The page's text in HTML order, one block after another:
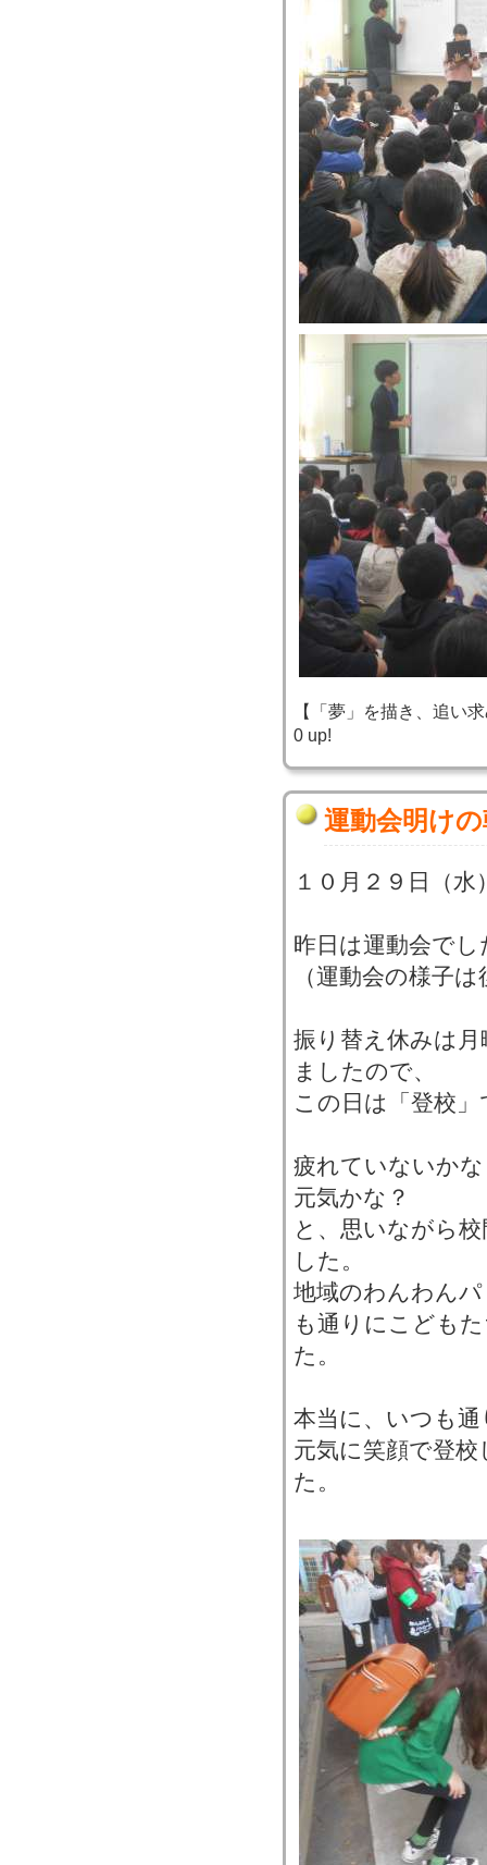
【「夢」を描き、追い
0 up!
運動会明け
１０月２９日（水
昨日は運動会でし
（運動会の様子
振り替え休みは
ましたので、
この日は「登校」
疲れていないか
元気かな？
と、思いながら
した。
地域のわんわん
も通りにこども
た。
本当に、いつも通
元気に笑顔で登
た。